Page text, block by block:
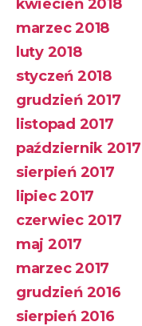
kwiecień 2018
marzec 2018
luty 2018
styczeń 2018
grudzień 2017
listopad 2017
październik 2017
sierpień 2017
lipiec 2017
czerwiec 2017
maj 2017
marzec 2017
grudzień 2016
sierpień 2016